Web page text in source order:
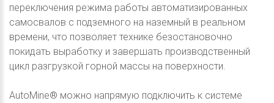
переключения режима работы автоматизированных
самосвалов с подземного на наземный в реальном
времени, что позволяет технике безостановочно
покидать выработку и завершать производственный
цикл разгрузкой горной массы на поверхности.
AutoMine® можно напрямую подключить к системе